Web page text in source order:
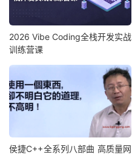
2026 Vibe Coding全栈开发实战
训练营课
侯捷C++全系列八部曲 高质量网